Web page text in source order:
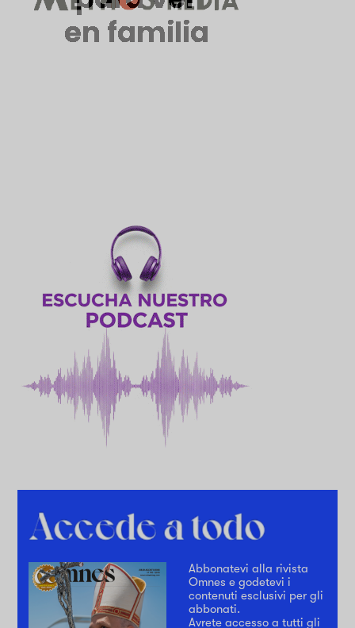
Abbonatevi alla rivista
Omnes e godetevi i
contenuti esclusivi per gli
abbonati.
Avrete accesso a tutti gli